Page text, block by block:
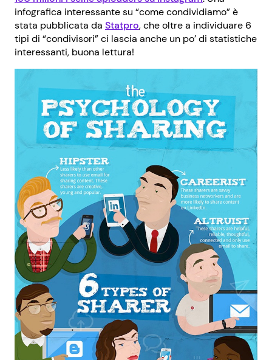
infografica interessante su “come condividiamo” è
stata pubblicata da Statpro, che oltre a individuare 6
tipi di “condivisori” ci lascia anche un po’ di statistiche
interessanti, buona lettura!